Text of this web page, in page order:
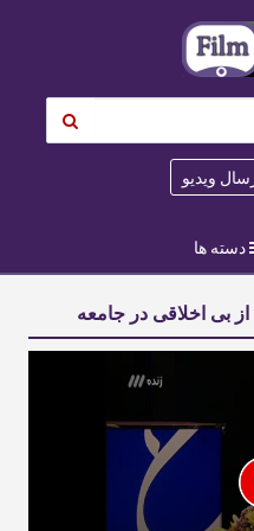
ویدیو
دسته ها
بی اخلاقی در جامعه